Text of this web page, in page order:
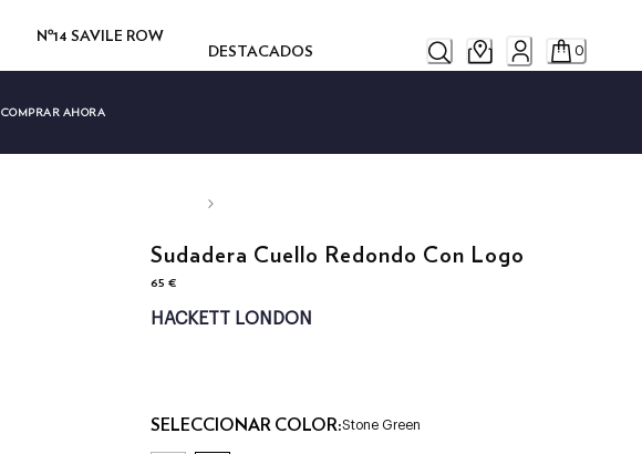
Nº14 SAVILE ROW
DESTACADOS
0
COMPRAR AHORA
Sudadera Cuello Redondo Con Logo
65 €
precio actual 65 €
HACKETT LONDON
SELECCIONAR COLOR:Stone Green